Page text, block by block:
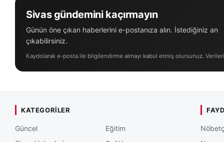
sorumluları katıldı.
Sivas gündemini kaçırmayın
Günün öne çıkan haberlerini e-postanıza alın. İstediğiniz an
çıkabilirsiniz.
Kaydolarak e-posta ile bilgilendirme almayı kabul etmiş olursunuz.
KATEGORILER
Güncel
Eğitim